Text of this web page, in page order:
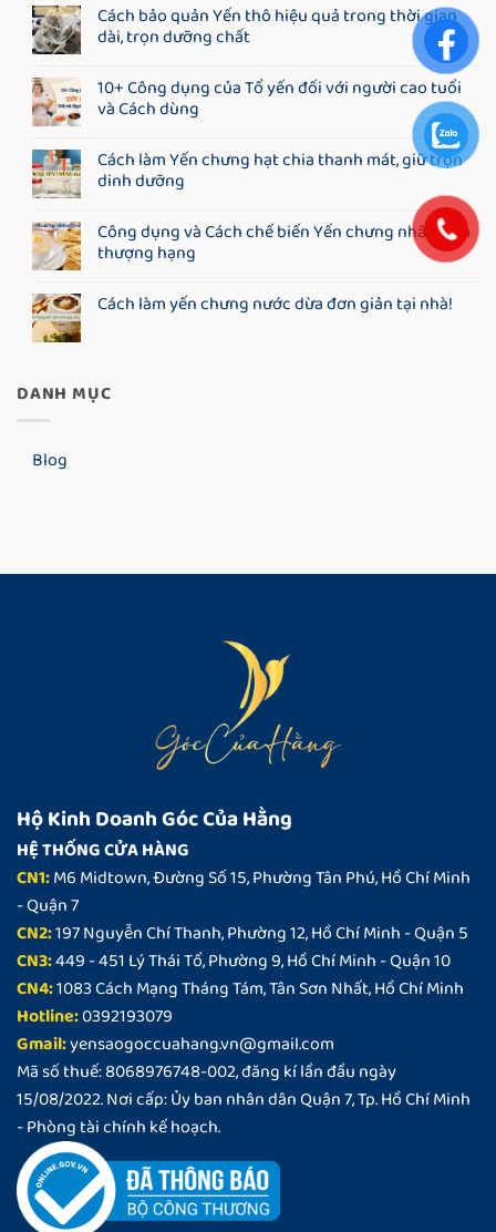
Cách bảo quản Yến thô hiệu quả trong thời gian
dài, trọn dưỡng chất
10+ Công dụng của Tổ yến đối với người cao tuổi
và Cách dùng
Cách làm Yến chưng hạt chia thanh mát, giữ trọn
dinh dưỡng
Công dụng và Cách chế biến Yến chưng nhân sâm
thượng hạng
Cách làm yến chưng nước dừa đơn giản tại nhà!
DANH MỤC
Blog
Hộ Kinh Doanh Góc Của Hằng
HỆ THỐNG CỬA HÀNG
CN1:M6 Midtown, Đường Số 15, Phường Tân Phú, Hồ Chí Minh
- Quận 7
CN2:197 Nguyễn Chí Thanh, Phường 12, Hồ Chí Minh - Quận 5
CN3:449 - 451 Lý Thái Tổ, Phường 9, Hồ Chí Minh - Quận 10
CN4:1083 Cách Mạng Tháng Tám, Tân Sơn Nhất, Hồ Chí Minh
Hotline:0392193079
Gmail:yensaogoccuahang.vn@gmail.com
Mã số thuế: 8068976748-002, đăng kí lần đầu ngày
15/08/2022. Nơi cấp: Ủy ban nhân dân Quận 7, Tp. Hồ Chí Minh
- Phòng tài chính kế hoạch.